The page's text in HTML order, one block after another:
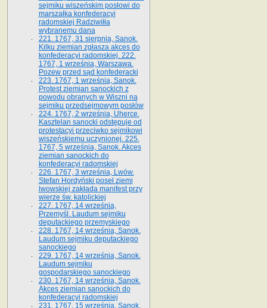
sejmiku wiszeńskim posłowi do
marszałka konfe­deracyi
radomskiej Radziwiłła
wybranemu dana
221. 1767, 31 sierpnia, Sanok.
Kilku ziemian zgłasza akces do
konfederacyi radomskiej. 222.
1767, 1 września, Warszawa.
Pozew przed sąd konfederacki
223. 1767, 1 września, Sanok.
Protest ziemian sanockich z
powodu obranych w Wiszni na
sejmiku przedsejmo­wym posłów
224. 1767, 2 września, Uherce.
Kasztelan sanocki odstępuje od
protestacyi przeciwko sejmikowi
wiszeńskiemu uczynionej. 225.
1767, 5 września, Sanok. Akces
ziemian sanockich do
konfederacyi radomskiej
226. 1767, 3 września, Lwów.
Stefan Hordyński poseł ziemi
lwowskiej zakłada manifest przy
wierze św. ka­tolickiej
227. 1767, 14 września,
Przemyśl. Laudum sejmiku
deputackiego przemyskiego
228. 1767, 14 września, Sanok.
Laudum sejmiku deputackiego
sanockiego
229. 1767, 14 września, Sanok.
Laudum sejmiku
gospodarskiego sanockiego
230. 1767, 14 września, Sanok.
Akces ziemian sanockich do
konfederacyi radomskiej
231. 1767, 15 września, Sanok.